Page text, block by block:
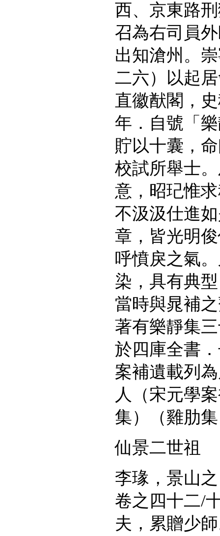
西、京東路
召為右司員
出知滄州。
二六）以起
直徽猷閣，
年．自號「
貯以十囊，
校試所舉士
意，昭玘惟
不汲汲仕進
章，皆光明
呼憤戾之氣
染，具有典
當時與晁補
著有樂靜集
於四庫全書
案補遺載列
人（宋元學
集）（雞肋
仙景二世祖
李瑑，景山
卷之四十二/
夫，累贈少